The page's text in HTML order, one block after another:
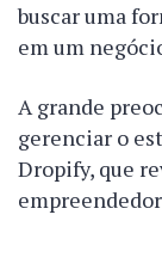
buscar uma
em um
A grande
gerenciar o
Dropify, que